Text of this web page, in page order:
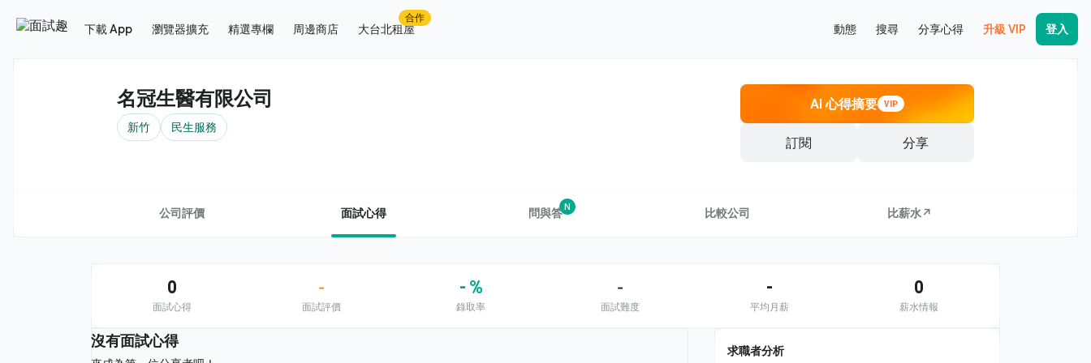
下載 App 瀏覽器擴充 精選專欄 周邊商店 大台北租屋
合作
動態 搜尋 分享心得 升級 VIP 登入
名冠生醫有限公司
新竹 民生服務
AI 心得摘要 VIP
訂閱 分享
公司評價 面試心得 問與答N 比較公司 比薪水↗
0
面試心得
-
面試評價
- %
錄取率
-
面試難度
-
平均月薪
0
薪水情報
沒有面試心得
求職者分析